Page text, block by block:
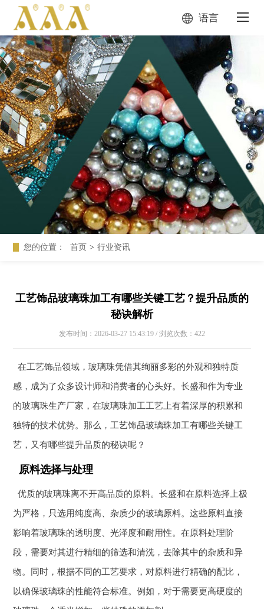
语言
您的位置： 首页 > 行业资讯
工艺饰品玻璃珠加工有哪些关键工艺？提升品质的
秘诀解析
发布时间：2026-03-27 15:43:19 / 浏览次数：422
在工艺饰品领域，玻璃珠凭借其绚丽多彩的外观和独特质
感，成为了众多设计师和消费者的心头好。长盛和作为专业
的玻璃珠生产厂家，在玻璃珠加工工艺上有着深厚的积累和
独特的技术优势。那么，工艺饰品玻璃珠加工有哪些关键工
艺，又有哪些提升品质的秘诀呢？
原料选择与处理
优质的玻璃珠离不开高品质的原料。长盛和在原料选择上极
为严格，只选用纯度高、杂质少的玻璃原料。这些原料直接
影响着玻璃珠的透明度、光泽度和耐用性。在原料处理阶
段，需要对其进行精细的筛选和清洗，去除其中的杂质和异
物。同时，根据不同的工艺要求，对原料进行精确的配比，
以确保玻璃珠的性能符合标准。例如，对于需要更高硬度的